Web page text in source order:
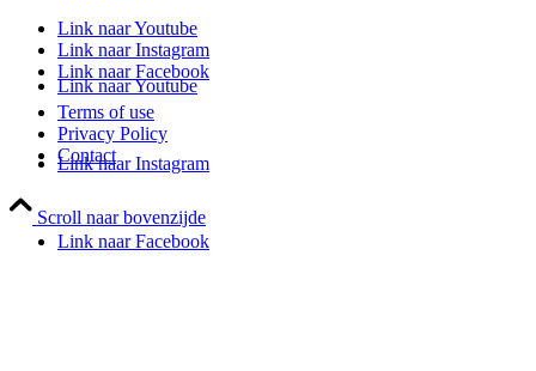
Link naar Youtube
Link naar Instagram
Link naar Facebook
Link naar Youtube
Link naar Instagram
Link naar Facebook
Terms of use
Privacy Policy
Contact
Scroll naar bovenzijde